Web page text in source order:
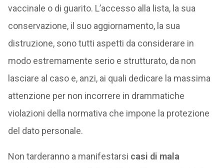
vaccinale o di guarito. L’accesso alla lista, la sua
conservazione, il suo aggiornamento, la sua
distruzione, sono tutti aspetti da considerare in
modo estremamente serio e strutturato, da non
lasciare al caso e, anzi, ai quali dedicare la massima
attenzione per non incorrere in drammatiche
violazioni della normativa che impone la protezione
del dato personale.
Non tarderanno a manifestarsi casi di mala